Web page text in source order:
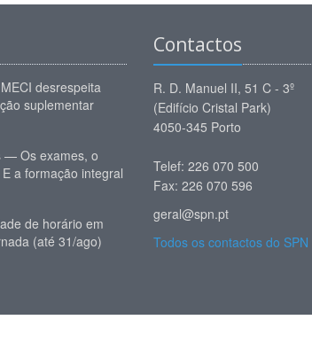
desrespeita
suplementar
— Os exames, o
a formação integral
de horário em
(até 31/ago)
Contactos
R. D. Manuel II, 51 C - 3º
(Edifício Cristal Park)
4050-345 Porto
Telef: 226 070 500
Fax: 226 070 596
geral@spn.pt
Todos os contactos do SPN